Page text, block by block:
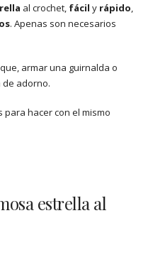
al crochet, fácil y rápido,
. Apenas son necesarios
armar una guirnalda o
de adorno.
para hacer con el mismo
estrella al